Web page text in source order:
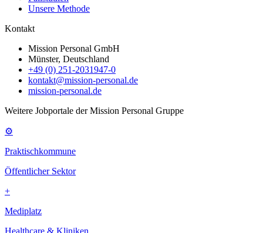
Unsere Methode
Kontakt
Mission Personal GmbH
Münster, Deutschland
+49 (0) 251-2031947-0
kontakt@mission-personal.de
mission-personal.de
Weitere Jobportale der Mission Personal Gruppe
⚙
Praktischkommune
Öffentlicher Sektor
+
Mediplatz
Healthcare & Kliniken